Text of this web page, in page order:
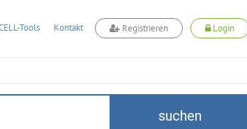
Tools Kontakt Registrieren Login
suchen